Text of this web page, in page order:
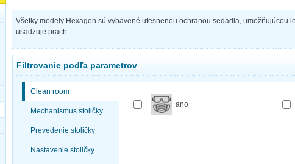
Všetky modely Hexagon sú vybavené utesnenou ochranou sedadla, umožňujúcou
usadzuje prach.
Filtrovanie podľa parametrov
Clean room
Mechanismus stoličky
Prevedenie stoličky
Nastavenie stoličky
ano